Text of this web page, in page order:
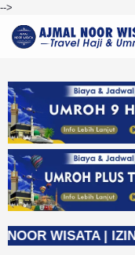
-->
| IZIN NOMOR: